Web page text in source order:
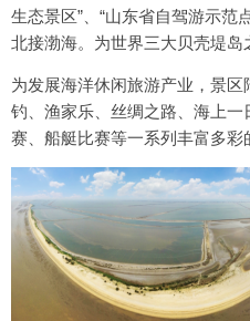
生态景区” “山东省自驾游示范
北接渤海。为世界三大贝壳堤岛
为发展海洋休闲旅游产业，景
钓、渔家乐、丝绸之路、海上
赛、船艇比赛等一系列丰富多彩